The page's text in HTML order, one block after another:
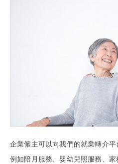
企業僱主可以向我們的就業轉介
例如陪月服務、嬰幼兒照服務、